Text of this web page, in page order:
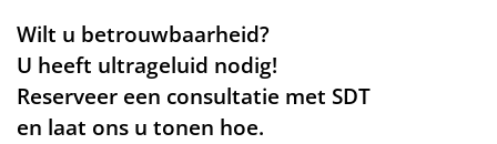
Wilt u betrouwbaarheid?
U heeft ultrageluid nodig!
Reserveer een consultatie met SDT
en laat ons u tonen hoe.